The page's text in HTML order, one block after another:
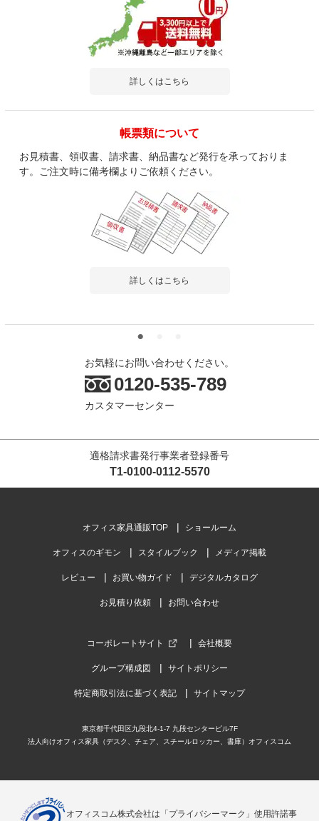
詳しくはこちら
帳票類について
お見積書、領収書、請求書、納品書など発行を承っておりま
す。ご注文時に備考欄よりご依頼ください。
詳しくはこちら
お気軽にお問い合わせください。
0120-535-789
カスタマーセンター
適格請求書発行事業者登録番号
T1-0100-0112-5570
オフィス家具通販TOP ショールーム
オフィスのギモン スタイルブック メディア掲載
レビュー お買い物ガイド デジタルカタログ
お見積り依頼 お問い合わせ
コーポレートサイト 会社概要
グループ構成図 サイトポリシー
特定商取引法に基づく表記 サイトマップ
東京都千代田区九段北4-1-7 九段センタービル7F
法人向けオフィス家具（デスク、チェア、スチールロッカー、書庫）オフィスコム
オフィスコム株式会社は「プライバシーマーク」使用許諾事